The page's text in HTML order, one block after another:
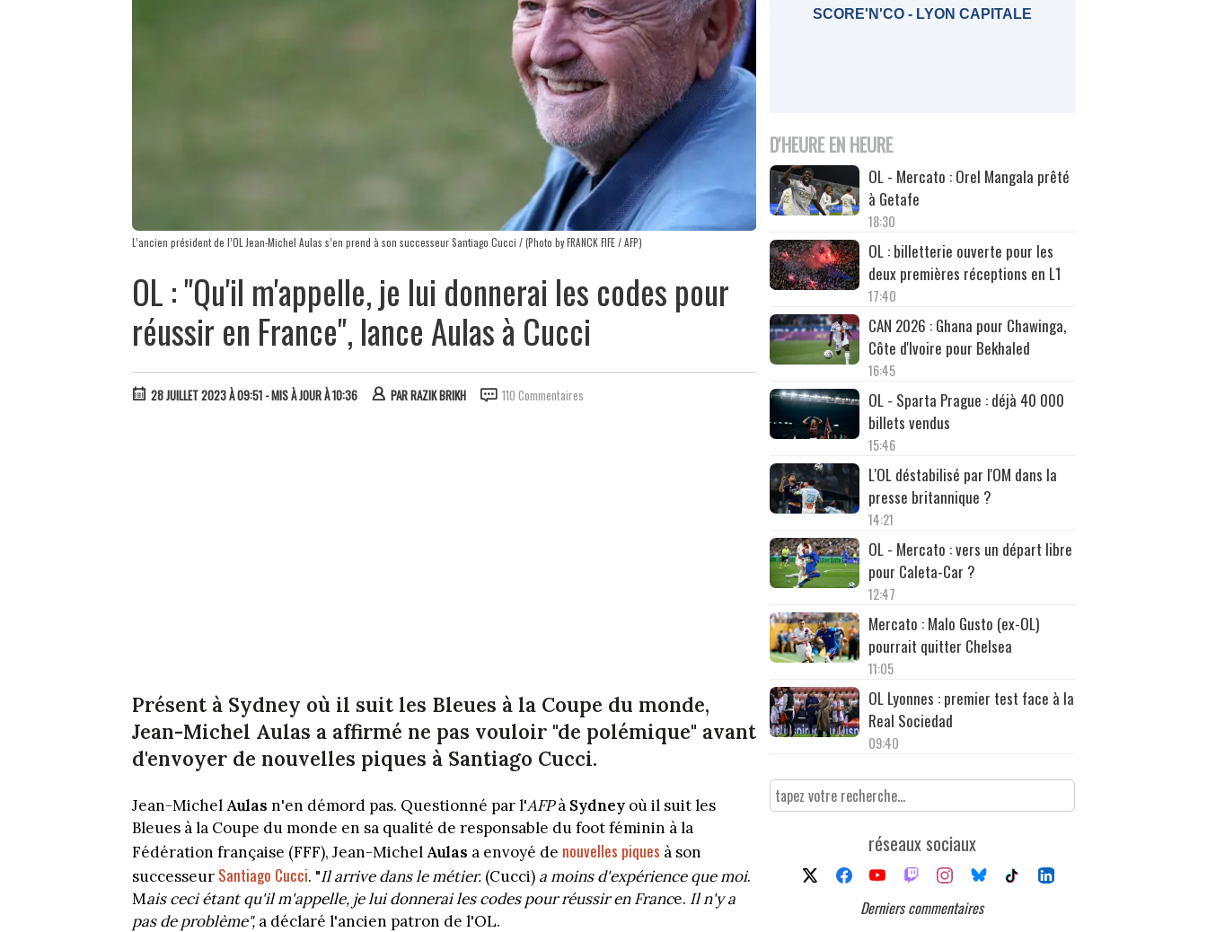
L’ancien président de l’OL Jean-Michel Aulas s’en prend à son successeur Santiago Cucci / (Photo by FRANCK FIFE / AFP)
OL : "Qu'il m'appelle, je lui donnerai les codes pour
réussir en France", lance Aulas à Cucci
28 JUILLET 2023 À 09:51 - MIS À JOUR À 10:36 PARRAZIK BRIKH 110 Commentaires
Présent à Sydney où il suit les Bleues à la Coupe du monde,
Jean-Michel Aulas a affirmé ne pas vouloir "de polémique" avant
d'envoyer de nouvelles piques à Santiago Cucci.
Jean-Michel Aulas n'en démord pas. Questionné par l'AFPà Sydney où il suit les
Bleues à la Coupe du monde en sa qualité de responsable du foot féminin à la
Fédération française (FFF), Jean-Michel Aulas a envoyé de nouvelles piques à son
successeur Santiago Cucci. "Il arrive dans le métier. (Cucci) a moins d'expérience que moi.
Mais ceci étant qu'il m'appelle, je lui donnerai les codes pour réussir en France. Il n'y a
pas de problème", a déclaré l'ancien patron de l'OL.
SCORE'N'CO - LYON CAPITALE
D'HEURE EN HEURE
OL - Mercato : Orel Mangala prêté
à Getafe
18:30
OL : billetterie ouverte pour les
deux premières réceptions en L1
17:40
CAN 2026 : Ghana pour Chawinga,
Côte d'Ivoire pour Bekhaled
16:45
OL - Sparta Prague : déjà 40 000
billets vendus
15:46
L'OL déstabilisé par l'OM dans la
presse britannique ?
14:21
OL - Mercato : vers un départ libre
pour Caleta-Car ?
12:47
Mercato : Malo Gusto (ex-OL)
pourrait quitter Chelsea
11:05
OL Lyonnes : premier test face à la
Real Sociedad
09:40
réseaux sociaux
Derniers commentaires